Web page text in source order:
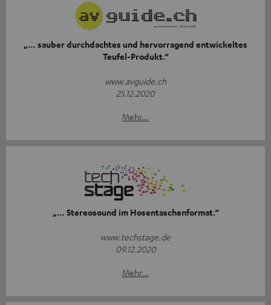
„… sauber durchdachtes und hervorragend entwickeltes
Teufel-Produkt.“
www.avguide.ch
25.12.2020
Mehr...
„… Stereosound im Hosentaschenformat.“
www.techstage.de
09.12.2020
Mehr...